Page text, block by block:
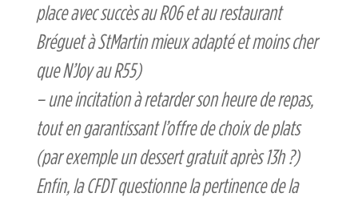
place avec succès au R06 et au restaurant
Bréguet à StMartin mieux adapté et moins cher
que N’Joy au R55)
– une incitation à retarder son heure de repas,
tout en garantissant l’offre de choix de plats
(par exemple un dessert gratuit après 13h ?)
Enfin, la CFDT questionne la pertinence de la